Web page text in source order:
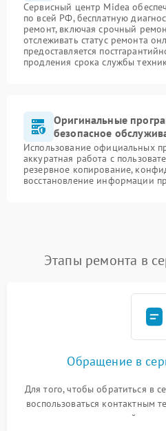
Сервисный центр Midea
по всей РФ, бесплатную
ремонт, включая срочный
отслеживать статус ремонта
предоставляется
продления срока службы
Оригинальные
безопасное
Использование официальных
аккуратная работа с
резервное копирование,
восстановление информации
Этапы ремонта в
Обращение в
Для того, чтобы обратиться в
воспользоваться контактным
или оставить свой